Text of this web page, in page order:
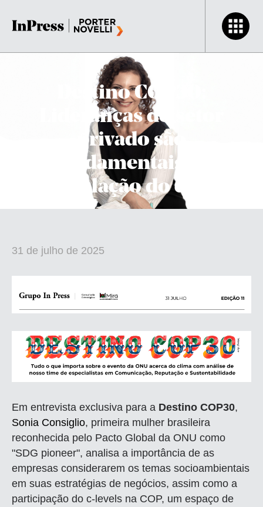
31 de julho de 2025
Destino COP30:
Lideranças do setor
privado são
fundamentais na
articulação do clima
Em entrevista exclusiva para a Destino COP30,
Sonia Consiglio, primeira mulher brasileira
reconhecida pelo Pacto Global da ONU como
"SDG pioneer", analisa a importância de as
empresas considerarem os temas socioambientais
em suas estratégias de negócios, assim como a
participação do c-levels na COP, um espaço de